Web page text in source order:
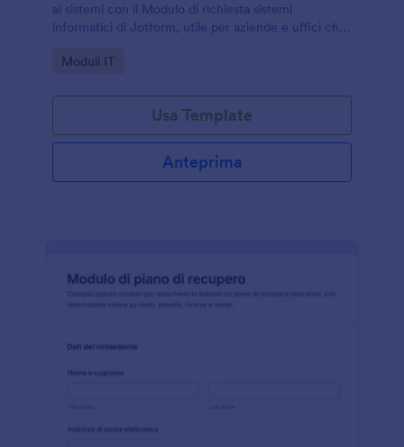
ai sistemi con il Modulo di richiesta sistemi
informatici di Jotform, utile per aziende e uffici che
ogni invio del modulo.
Go to Category:
Moduli IT
Usa Template
Anteprima